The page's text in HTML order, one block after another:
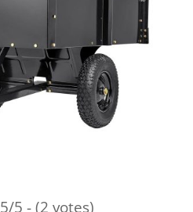
5/5 - (2 votes)